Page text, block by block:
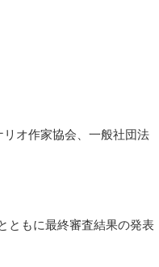
オ作家協会、一般社団法
ともに最終審査結果の発表